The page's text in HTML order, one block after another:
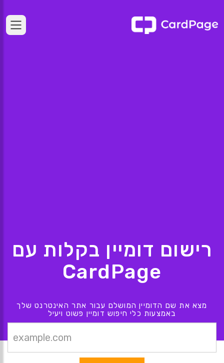
רישום דומיין בקלות עם
CardPage
מצא את שם הדומיין המושלם עבור אתר האינטרנט שלך
באמצעות כלי חיפוש דומיין פשוט ויעיל